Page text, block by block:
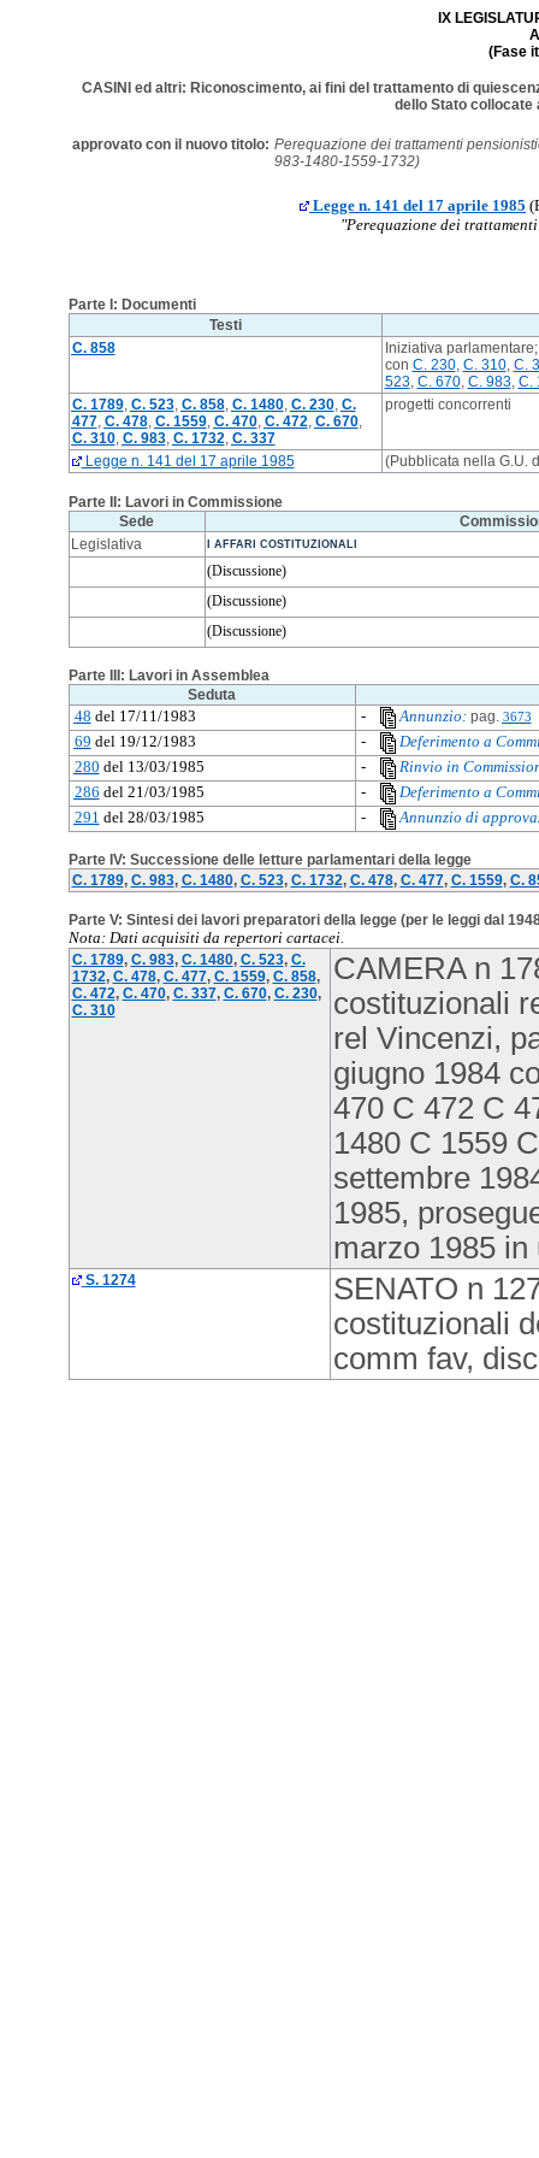
IX
(Fase
CASINI ed altri: Riconoscimento, ai fini del trattamento di
dello Stato collocate
approvato con il nuovo titolo: Perequazione dei trattamenti
983-1480-1559-1732)
Legge n. 141 del 17 aprile 1985
"Perequazione dei
Parte I: Documenti
Testi
C. 858
Iniziativa
con C. 230, C. 310, C.
523, C. 670, C. 983, C.
C. 1789, C. 523, C. 858, C. 1480, C. 230, C.
477, C. 478, C. 1559, C. 470, C. 472, C. 670,
C. 310, C. 983, C. 1732, C. 337
progetti concorrenti
Legge n. 141 del 17 aprile 1985 (Pubblicata nella G.U.
Parte II: Lavori in Commissione
Sede
Legislativa
I AFFARI COSTITUZIONALI
(Discussione)
(Discussione)
(Discussione)
Parte III: Lavori in Assemblea
Seduta
48 del 17/11/1983 - Annunzio:pag. 3673
69 del 19/12/1983 -
Deferimento a
280 del 13/03/1985 -
Rinvio in
286 del 21/03/1985 -
Deferimento a
291 del 28/03/1985 - Annunzio di
Parte IV: Successione delle letture parlamentari della legge
C. 1789, C. 983, C. 1480, C. 523, C. 1732, C. 478, C. 477, C. 1559, C.
Parte V: Sintesi dei lavori preparatori della legge (per le leggi dal
Nota: Dati acquisiti da repertori cartacei.
C. 1789, C. 983, C. 1480, C. 523, C.
1732, C. 478, C. 477, C. 1559, C. 858,
C. 472, C. 470, C. 337, C. 670, C. 230,
C. 310
CAMERA n
costituzionali
rel Vincenzi,
giugno 1984
470 C 472 C
1480 C 1559
settembre
1985,
marzo 1985 in
S. 1274
SENATO n
costituzionali
comm fav,